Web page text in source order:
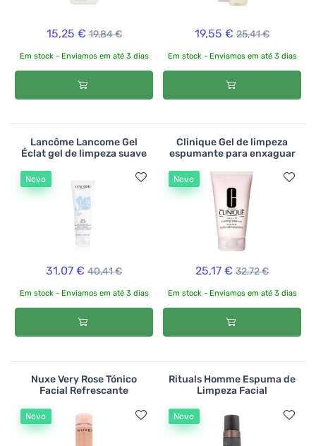
15,25 € 19,84 €
Em stock - Enviamos em até 3 dias
19,55 € 25,41 €
Em stock - Enviamos em até 3 dias
Lancôme Lancome Gel
Éclat gel de limpeza suave
Novo
31,07 € 40,41 €
Em stock - Enviamos em até 3 dias
Clinique Gel de limpeza
espumante para enxaguar
Novo
25,17 € 32,72 €
Em stock - Enviamos em até 3 dias
Nuxe Very Rose Tónico
Facial Refrescante
Novo
Rituals Homme Espuma de
Limpeza Facial
Novo